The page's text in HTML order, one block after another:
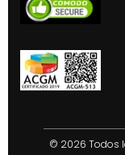
© 2026 Todos